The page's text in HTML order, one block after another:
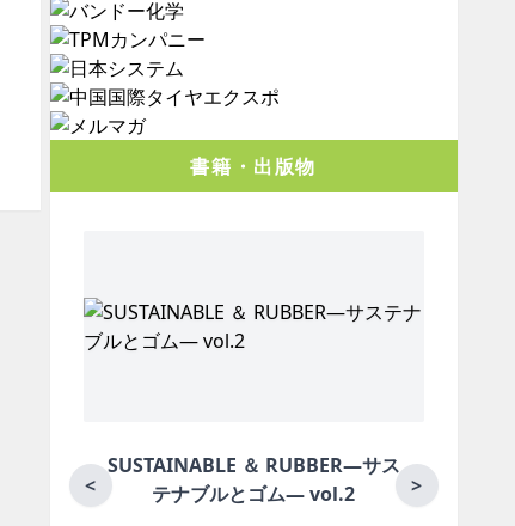
書籍・出版物
< >
SUSTAINABLE ＆ RUBBER―サス
テナブルとゴム― vol.2
月刊ラ